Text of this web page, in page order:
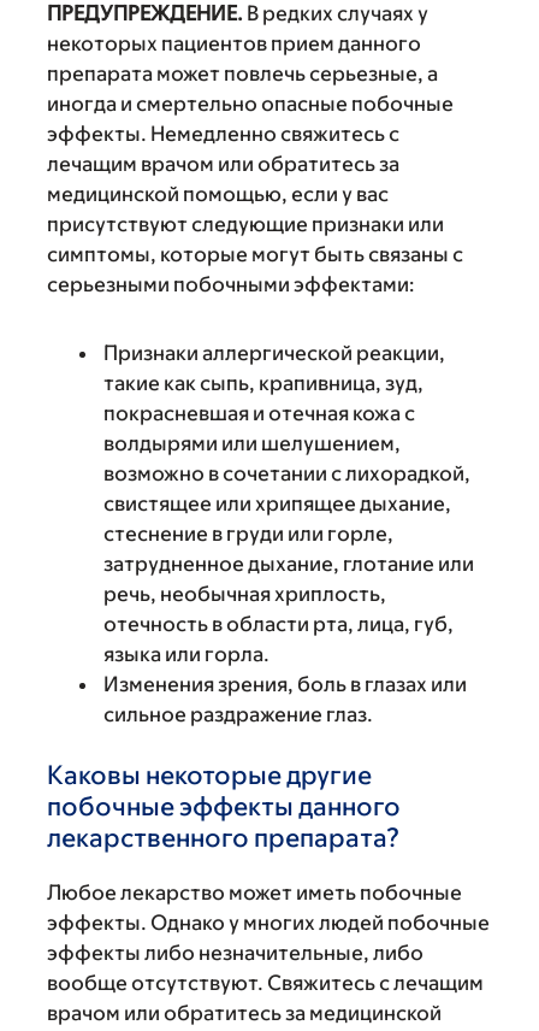
ПРЕДУПРЕЖДЕНИЕ. В редких случаях у
некоторых пациентов прием данного
препарата может повлечь серьезные, а
иногда и смертельно опасные побочные
эффекты. Немедленно свяжитесь с
лечащим врачом или обратитесь за
медицинской помощью, если у вас
присутствуют следующие признаки или
симптомы, которые могут быть связаны с
серьезными побочными эффектами:
Признаки аллергической реакции,
такие как сыпь, крапивница, зуд,
покрасневшая и отечная кожа с
волдырями или шелушением,
возможно в сочетании с лихорадкой,
свистящее или хрипящее дыхание,
стеснение в груди или горле,
затрудненное дыхание, глотание или
речь, необычная хриплость,
отечность в области рта, лица, губ,
языка или горла.
Изменения зрения, боль в глазах или
сильное раздражение глаз.
Каковы некоторые другие
побочные эффекты данного
лекарственного препарата?
Любое лекарство может иметь побочные
эффекты. Однако у многих людей побочные
эффекты либо незначительные, либо
вообще отсутствуют. Свяжитесь с лечащим
врачом или обратитесь за медицинской